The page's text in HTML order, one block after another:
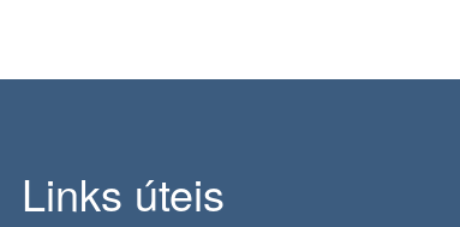
Links úteis